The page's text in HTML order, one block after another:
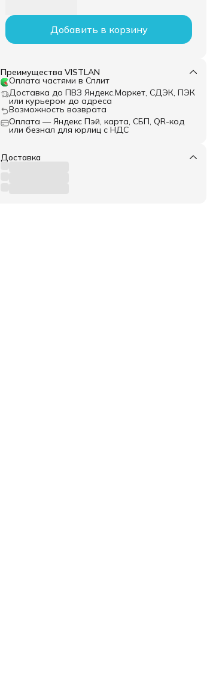
Добавить в корзину
Преимущества VISTLAN
Оплата частями в Сплит
Доставка до ПВЗ Яндекс.Маркет, СДЭК, ПЭК
или курьером до адреса
Возможность возврата
Оплата — Яндекс Пэй, карта, СБП, QR-код
или безнал для юрлиц с НДС
Доставка